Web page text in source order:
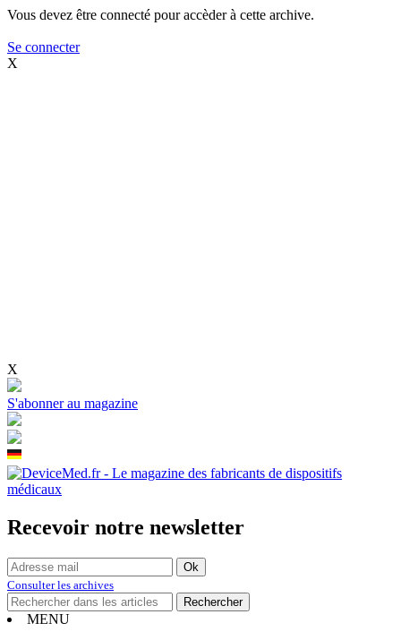
Vous devez être connecté pour accèder à cette archive.
Se connecter
X
X
S'abonner au magazine
Recevoir notre newsletter
Consulter les archives
MENU